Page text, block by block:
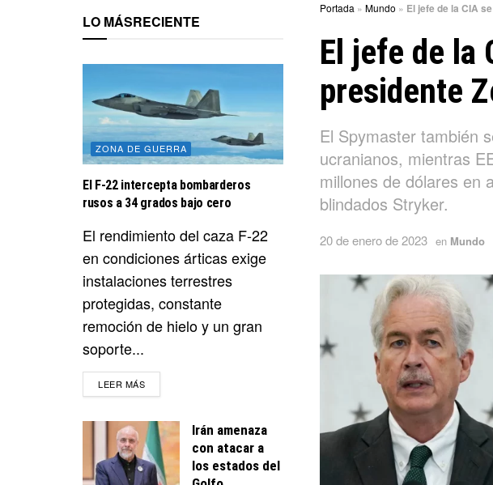
Portada » Mundo » El jefe de la CIA
El jefe de la
presidente
El Spymaster también
ucranianos, mientras
millones de dólares en
blindados Stryker.
20 de enero de 2023 en Mundo
LO MÁSRECIENTE
ZONA DE GUERRA
El F-22 intercepta bombarderos
rusos a 34 grados bajo cero
El rendimiento del caza F-22
en condiciones árticas exige
instalaciones terrestres
protegidas, constante
remoción de hielo y un gran
soporte...
LEER MÁSDETAILS
Irán amenaza
con atacar a
los estados del